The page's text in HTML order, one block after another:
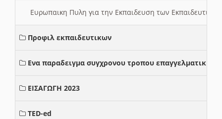
Ευρωπαικη Πυλη για την Εκπαιδευση των
Προφιλ εκπαιδευτικων
Ενα παραδειγμα συγχρονου τροπου επαγγελματικης
ΕΙΣΑΓΩΓΗ 2023
TED-ed